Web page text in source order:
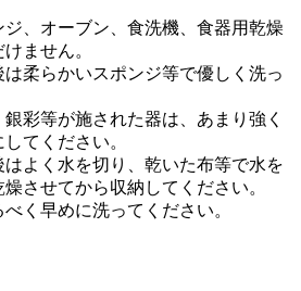
ジ、オーブン、食洗機、食器用乾燥
ません。
は柔らかいスポンジ等で優しく洗っ
銀彩等が施された器は、あまり強く
てください。
はよく水を切り、乾いた布等で水を
させてから収納してください。
べく早めに洗ってください。